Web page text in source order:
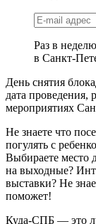
Раз в
в Санкт-
День снятия
дата
мероприятиях
Не знаете что
погулять с
Выбираете место
на выходные?
выставки? Не
поможет!
Куда-СПБ — это